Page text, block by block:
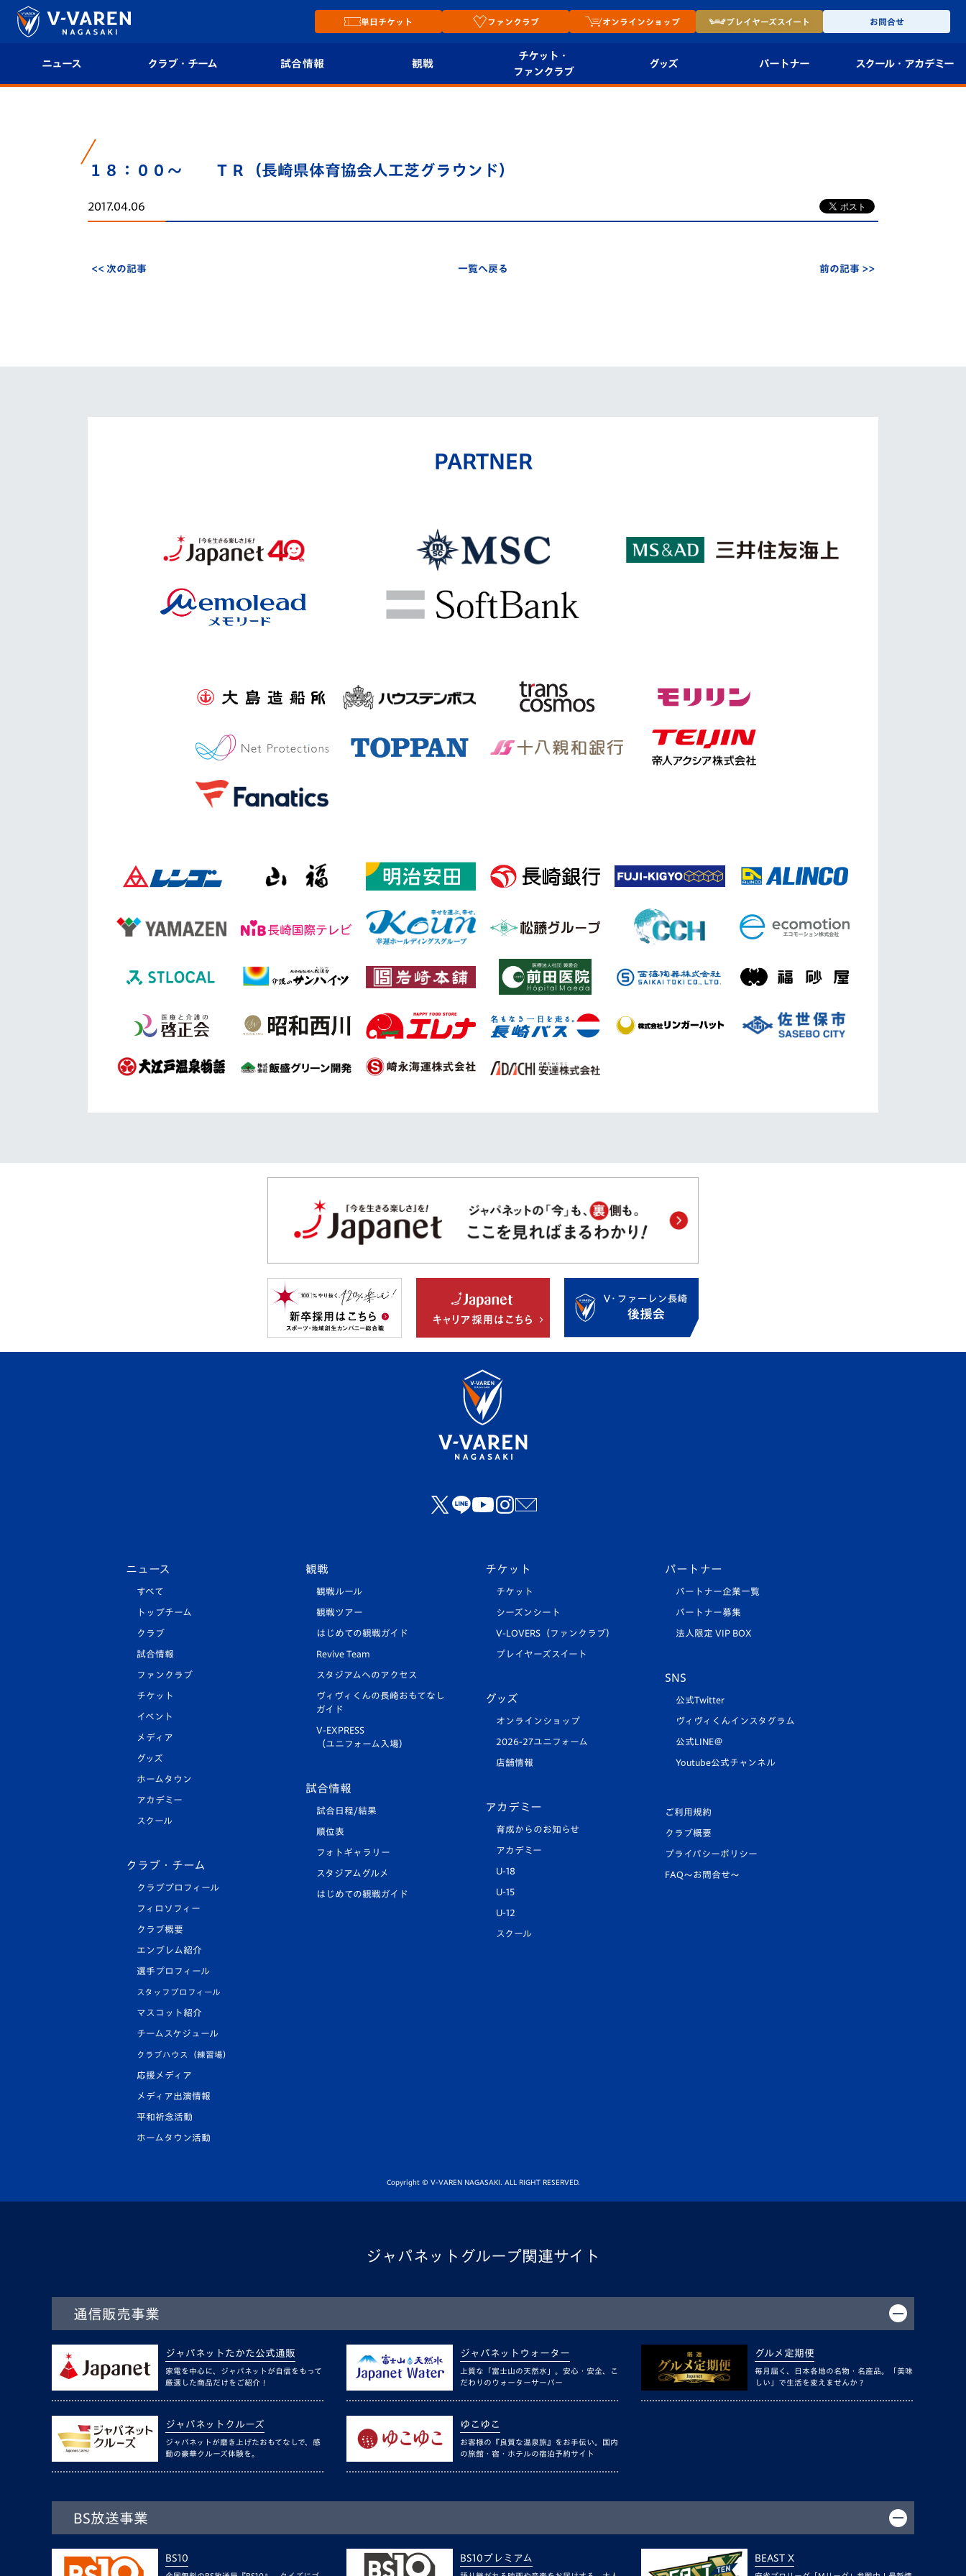
単日チケット ファンクラブ オンラインショップ プレイヤーズスイート お問合せ
ニュース クラブ・チーム
クラブ概要
エンブレム紹介
試合情報
順位表
観戦
チケット・
ファンクラブ
プレイヤーズスイート
グッズ パートナー スクール・ アカデミー
U-12
１８：００～ ＴＲ（長崎県体育協会人工芝グラウンド）
2017.04.06
<< 次の記事 一覧へ戻る 前の記事 >>
PARTNER
ニュース
すべて
トップチーム
クラブ
試合情報
ファンクラブ
チケット
イベント
メディア
グッズ
ホームタウン
アカデミー
スクール
クラブ・チーム
クラブプロフィール
フィロソフィー
クラブ概要
エンブレム紹介
選手プロフィール
スタッフプロフィール
マスコット紹介
チームスケジュール
クラブハウス（練習場）
応援メディア
メディア出演情報
平和祈念活動
ホームタウン活動
観戦
観戦ルール
観戦ツアー
はじめての観戦ガイド
Revive Team
スタジアムへのアクセス
ヴィヴィくんの長崎おもてなし
ガイド
V-EXPRESS
（ユニフォーム入場）
試合情報
試合日程/結果
順位表
フォトギャラリー
スタジアムグルメ
はじめての観戦ガイド
チケット
チケット
シーズンシート
V-LOVERS（ファンクラブ）
プレイヤーズスイート
グッズ
オンラインショップ
2026-27ユニフォーム
店舗情報
アカデミー
育成からのお知らせ
アカデミー
U-18
U-15
U-12
スクール
パートナー
パートナー企業一覧
パートナー募集
法人限定 VIP BOX
SNS
公式Twitter
ヴィヴィくんインスタグラム
公式LINE＠
Youtube公式チャンネル
ご利用規約
クラブ概要
プライバシーポリシー
FAQ〜お問合せ〜
Copyright © V-VAREN NAGASAKI. ALL RIGHT RESERVED.
ジャパネットグループ関連サイト
通信販売事業
ジャパネットたかた公式通販
家電を中心に、ジャパネットが自信をもって
厳選した商品だけをご紹介！
ジャパネットウォーター
上質な「富士山の天然水」。安心・安全、こ
だわりのウォーターサーバー
グルメ定期便
毎月届く、日本各地の名物・名産品。「美味
しい」で生活を変えませんか？
ジャパネットクルーズ
ジャパネットが磨き上げたおもてなしで、感
動の豪華クルーズ体験を。
ゆこゆこ
お客様の『良質な温泉旅』をお手伝い。国内
の旅館・宿・ホテルの宿泊予約サイト
BS放送事業
BS10 BS10プレミアム BEAST X